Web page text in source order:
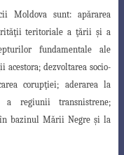
Moldova sunt:apărarea
teritoriale a ţării şi a
fundamentale ale
acestora; dezvoltarea socio-
corupţiei; aderarea la
a regiunii transnistrene;
bazinul Mării Negre şi la